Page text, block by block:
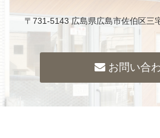
〒731-5143 広島県広島市佐伯区
お問い合